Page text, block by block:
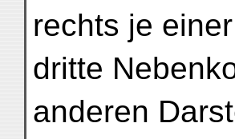
rechts je
dritte
anderen